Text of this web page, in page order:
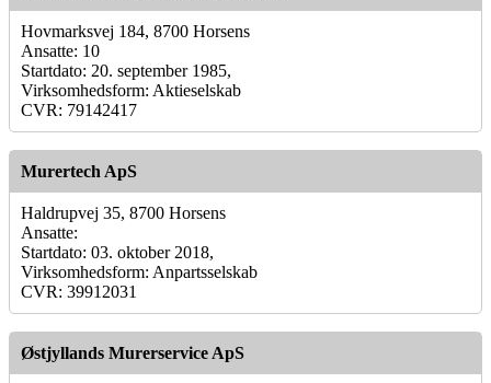
Hovmarksvej 184, 8700 Horsens
Ansatte: 10
Startdato: 20. september 1985,
Virksomhedsform: Aktieselskab
CVR: 79142417
Murertech ApS
Haldrupvej 35, 8700 Horsens
Ansatte:
Startdato: 03. oktober 2018,
Virksomhedsform: Anpartsselskab
CVR: 39912031
Østjyllands Murerservice ApS